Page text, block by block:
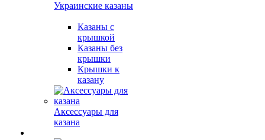
Украинские казаны
Казаны с
крышкой
Казаны без
крышки
Крышки к
казану
Аксессуары для
казана